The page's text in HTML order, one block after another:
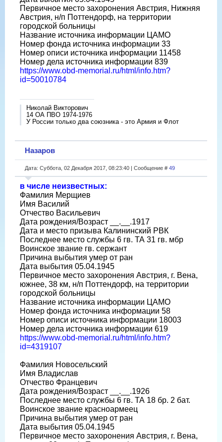
Первичное место захоронения Австрия, Нижняя
Австрия, н/п Поттендорф, на территории
городской больницы
Название источника информации ЦАМО
Номер фонда источника информации 33
Номер описи источника информации 11458
Номер дела источника информации 839
https://www.obd-memorial.ru/html/info.htm?
id=50010784
Николай Викторович
14 ОА ПВО 1974-1976
У России только два союзника - это Армия и Флот
Назаров
Дата: Суббота, 02 Декабря 2017, 08:23:40 | Сообщение # 49
в числе неизвестных:
Фамилия Мерщиев
Имя Василий
Отчество Васильевич
Дата рождения/Возраст __.__.1917
Дата и место призыва Калининский РВК
Последнее место службы 6 гв. ТА 31 гв. мбр
Воинское звание гв. сержант
Причина выбытия умер от ран
Дата выбытия 05.04.1945
Первичное место захоронения Австрия, г. Вена,
южнее, 38 км, н/п Поттендорф, на территории
городской больницы
Название источника информации ЦАМО
Номер фонда источника информации 58
Номер описи источника информации 18003
Номер дела источника информации 619
https://www.obd-memorial.ru/html/info.htm?
id=4319107
Фамилия Новосельский
Имя Владислав
Отчество Францевич
Дата рождения/Возраст __.__.1926
Последнее место службы 6 гв. ТА 18 бр. 2 бат.
Воинское звание красноармеец
Причина выбытия умер от ран
Дата выбытия 05.04.1945
Первичное место захоронения Австрия, г. Вена,